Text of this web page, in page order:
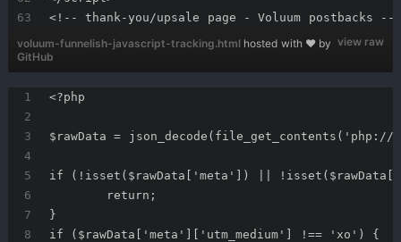
<!-- thank-you/upsale page - Voluum postbacks --
view raw
voluum-funnelish-javascript-tracking.html hosted with ❤ by
GitHub
<?php
$rawData =
if (!isset($rawData['meta']) ||
	return;
}
if ($rawData['meta']['utm_medium'] !== 'xo') {